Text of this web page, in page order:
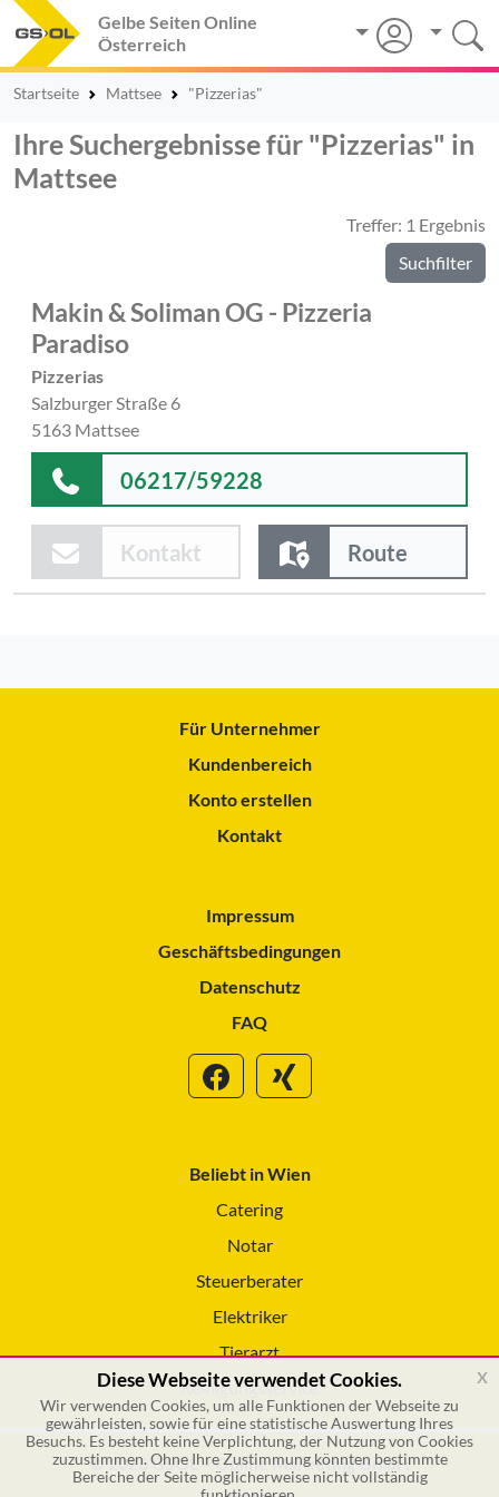
Gelbe Seiten Online
Österreich
Startseite Mattsee "Pizzerias"
Ihre Suchergebnisse für "Pizzerias" in
Mattsee
Treffer: 1 Ergebnis
Suchfilter
Makin & Soliman OG - Pizzeria
Paradiso
Pizzerias
Salzburger Straße 6
5163 Mattsee
06217/59228
Kontakt Route
Für Unternehmer
Kundenbereich
Konto erstellen
Kontakt
Impressum
Geschäftsbedingungen
Datenschutz
FAQ
Beliebt in Wien
Catering
Notar
Steuerberater
Elektriker
Tierarzt
Reinigungsservice
© 2026 GSOL – Online Marketing GmbH
Diese Webseite verwendet Cookies.
Wir verwenden Cookies, um alle Funktionen der Webseite zu
gewährleisten, sowie für eine statistische Auswertung Ihres
Besuchs. Es besteht keine Verplichtung, der Nutzung von Cookies
zuzustimmen. Ohne Ihre Zustimmung könnten bestimmte
Bereiche der Seite möglicherweise nicht vollständig
x